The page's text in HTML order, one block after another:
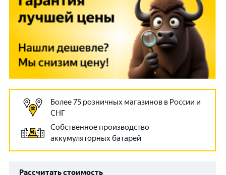
Более 75 розничных магазинов в России и
СНГ
Собственное производство
аккумуляторных батарей
Рассчитать стоимость